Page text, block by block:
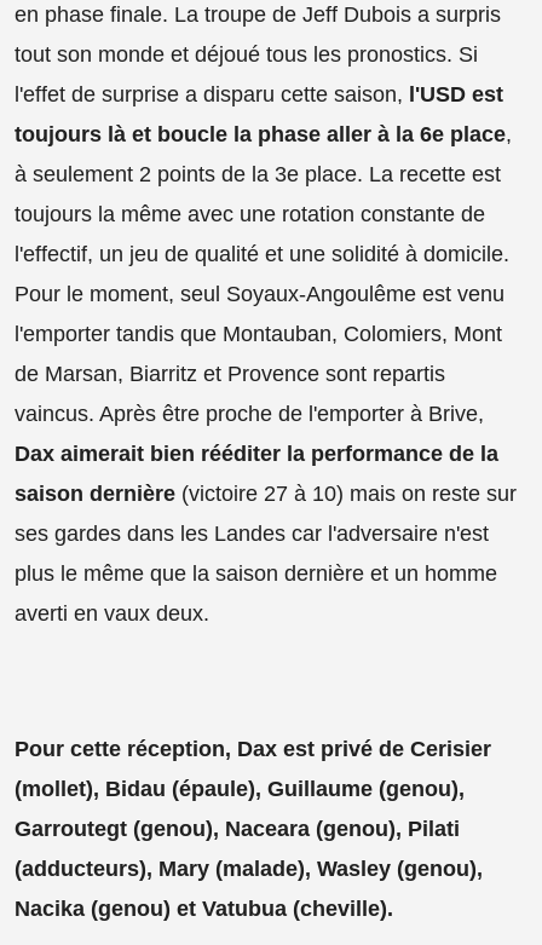
en phase finale. La troupe de Jeff Dubois a surpris
tout son monde et déjoué tous les pronostics. Si
l'effet de surprise a disparu cette saison, l'USD est
toujours là et boucle la phase aller à la 6e place,
à seulement 2 points de la 3e place. La recette est
toujours la même avec une rotation constante de
l'effectif, un jeu de qualité et une solidité à domicile.
Pour le moment, seul Soyaux-Angoulême est venu
l'emporter tandis que Montauban, Colomiers, Mont
de Marsan, Biarritz et Provence sont repartis
vaincus. Après être proche de l'emporter à Brive,
Dax aimerait bien rééditer la performance de la
saison dernière (victoire 27 à 10) mais on reste sur
ses gardes dans les Landes car l'adversaire n'est
plus le même que la saison dernière et un homme
averti en vaux deux.
Pour cette réception, Dax est privé de Cerisier
(mollet), Bidau (épaule), Guillaume (genou),
Garroutegt (genou), Naceara (genou), Pilati
(adducteurs), Mary (malade), Wasley (genou),
Nacika (genou) et Vatubua (cheville).